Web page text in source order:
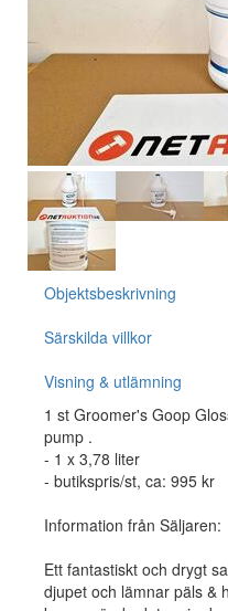
Objektsbeskrivning
Särskilda villkor
Visning & utlämning
1 st Groomer's Goop
pump .
- 1 x 3,78 liter
- butikspris/st, ca: 995 kr
Information från Säljaren:
Ett fantastiskt och drygt
djupet och lämnar päls &